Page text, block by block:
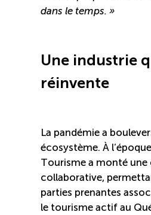
dans le temps. »
Une industrie
réinvente
La pandémie a
écosystème. À
Tourisme a monté une
collaborative,
parties prenantes
le tourisme actif au